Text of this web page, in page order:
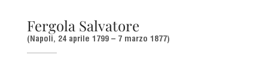
Fergola Salvatore
(Napoli, 24 aprile 1799 – 7 marzo 1877)